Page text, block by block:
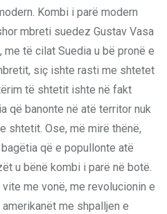
Kombi i parë modern
mbreti suedez Gustav Vasa
të cilat Suedia u bë pronë e
siç ishte rasti me shtetet
të shtetit ishte në fakt
që banonte në atë territor nuk
shtetit. Ose, më mirë thënë,
që e popullonte atë
u bënë kombi i parë në botë.
me vonë, me revolucionin e
me shpalljen e